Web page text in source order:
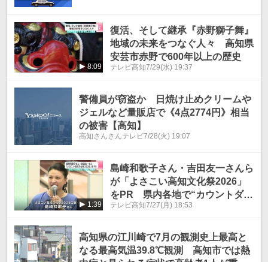
8:09
復活、そして継承『赤野獅子舞』
地域の未来をつなぐ人々 高知県
安芸市赤野で600年以上の歴史
テレビ高知7/29(水) 19:37
警備員が窃盗か 日焼け止めクリームや
ジェルなど量販店で《4点2774円》相当
の被害【高知】
高知さんさんテレビ7/28(火) 19:07
1:39
島崎和歌子さん・吉田友一さんら
が「よさこい高知文化祭2026」
をPR 県内各地で“カウントダウ
ンカーニバル”開催中
テレビ高知7/27(月) 18:53
高知県の江川崎で7月の観測史上最高と
なる最高気温39.8℃観測 高知市では熱